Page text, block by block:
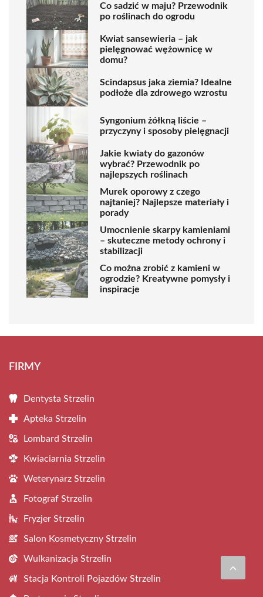
Co sadzić w maju? Przewodnik
po roślinach do ogrodu
Kwiat sansewieria – jak
pielęgnować wężownicę w
domu?
Scindapsus jaka ziemia? Idealne
podłoże dla zdrowego wzrostu
Syngonium żółkną liście –
przyczyny i sposoby pielęgnacji
Jakie kwiaty do gazonów
wybrać? Przewodnik po
najlepszych roślinach
Murek oporowy z czego
najtaniej? Najlepsze materiały i
porady
Umocnienie skarpy kamieniami
– skuteczne metody ochrony i
stabilizacji
Co można zrobić z kamieni w
ogrodzie? Kreatywne pomysły i
inspiracje
FIRMY
Dentysta Strzelin
Apteka Strzelin
Lombard Strzelin
Kwiaciarnia Strzelin
Weterynarz Strzelin
Fotograf Strzelin
Fryzjer Strzelin
Salon Kosmetyczny Strzelin
Wulkanizacja Strzelin
Stacja Kontroli Pojazdów Strzelin